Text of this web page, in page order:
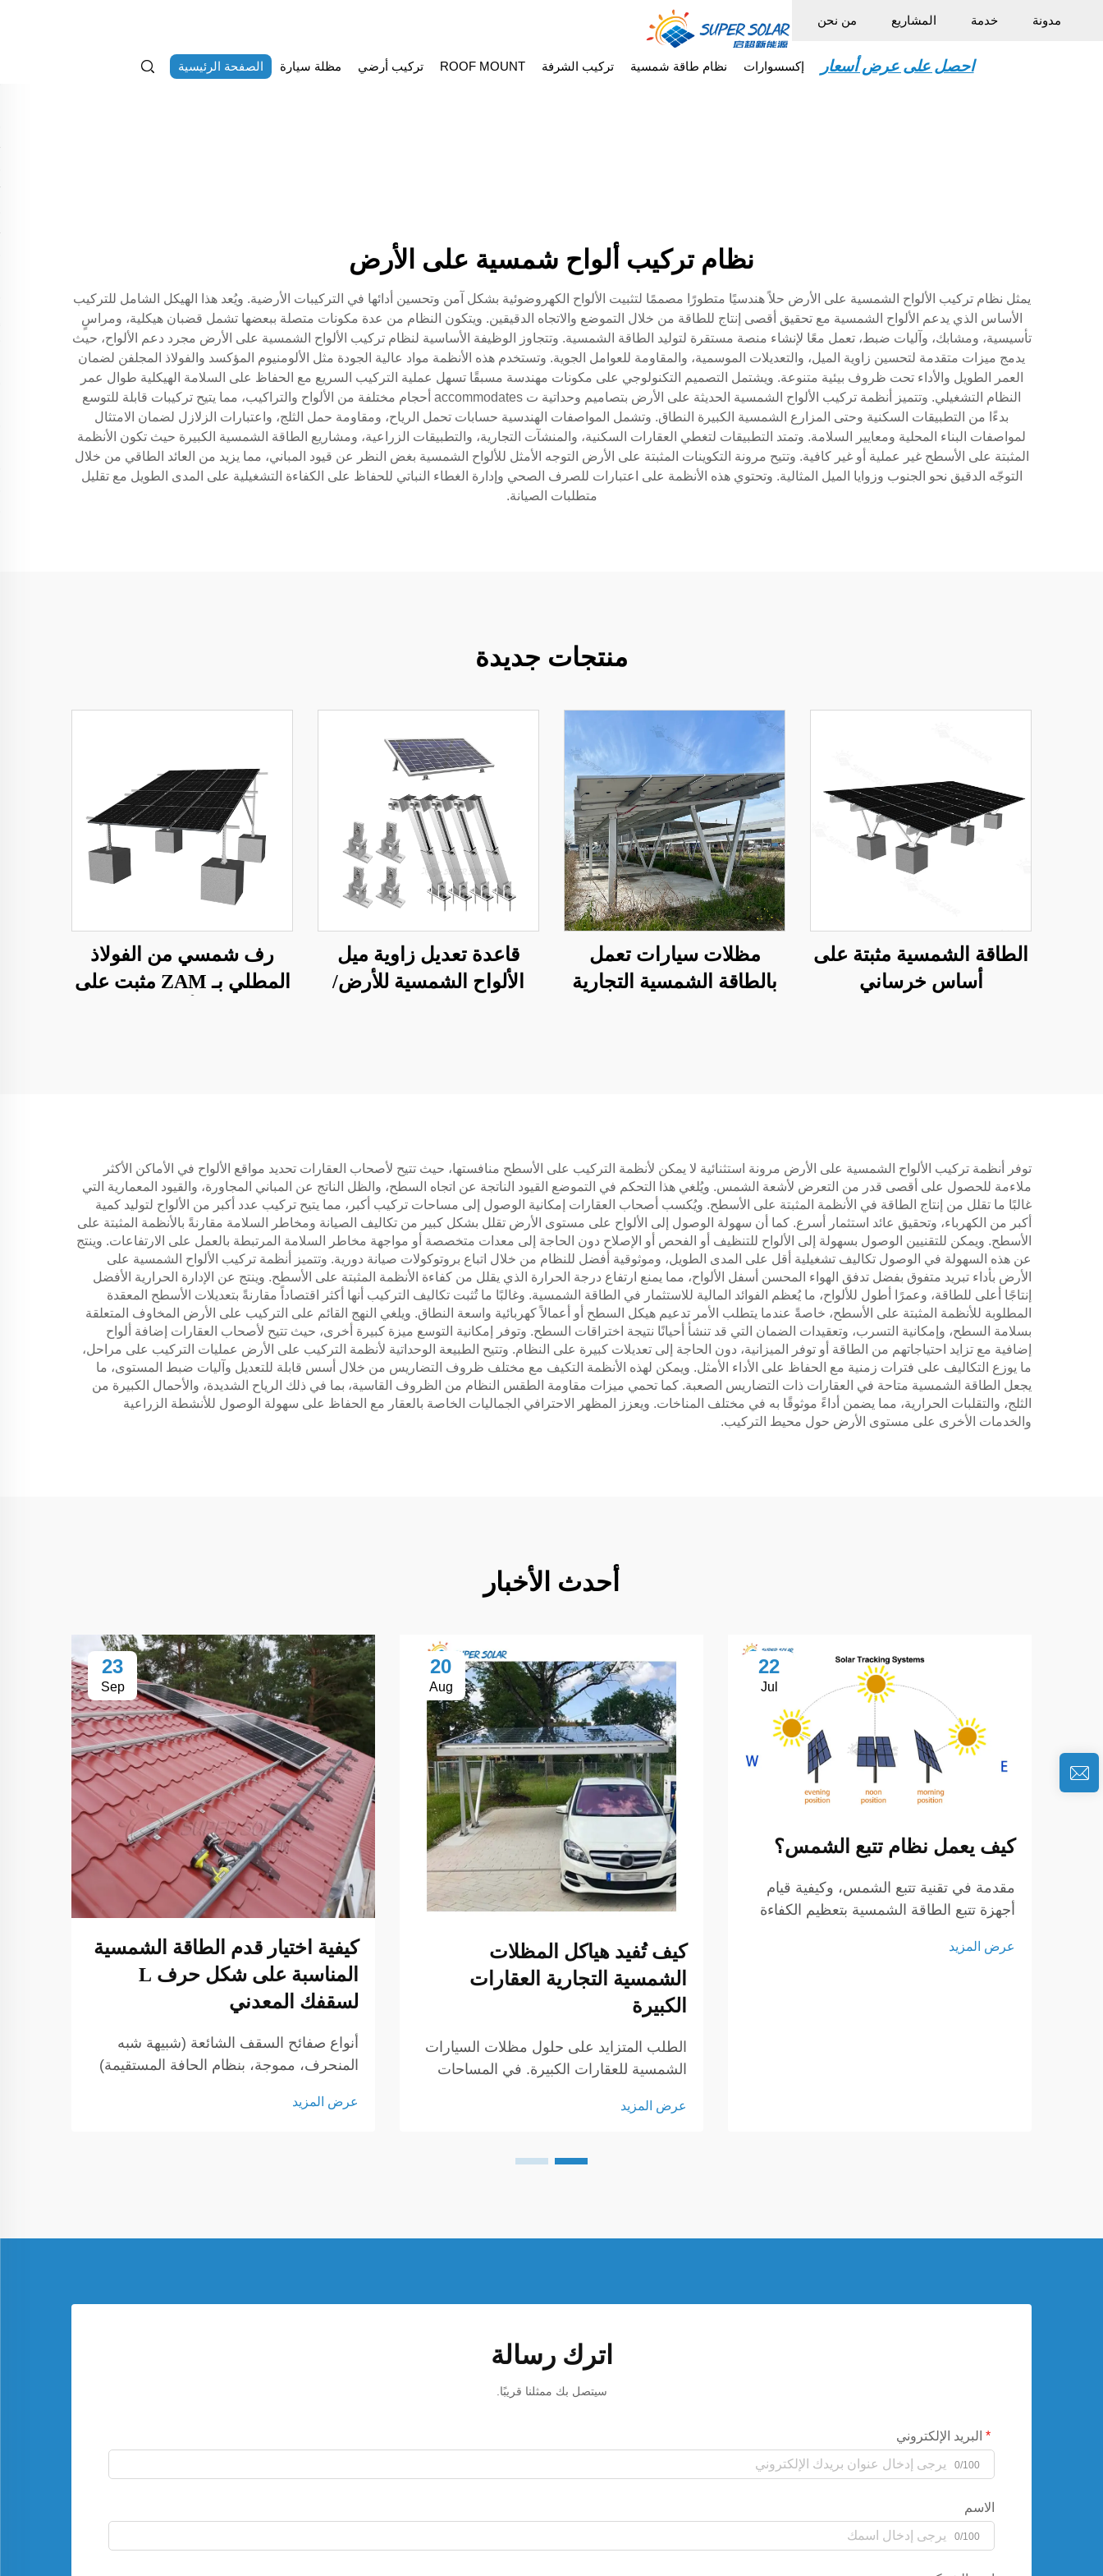
من نحن المشاريع خدمة مدونة
الصفحة الرئيسية مظلة سيارة تركيب أرضي ROOF MOUNT تركيب الشرفة نظام طاقة شمسية إكسسوارات احصل على عرض أسعار
نظام تركيب ألواح شمسية على الأرض
يمثل نظام تركيب الألواح الشمسية على الأرض حلاً هندسيًا متطورًا مصممًا لتثبيت الألواح الكهروضوئية بشكل آمن وتحسين أدائها في التركيبات الأرضية. ويُعد هذا الهيكل الشامل للتركيب
الأساس الذي يدعم الألواح الشمسية مع تحقيق أقصى إنتاج للطاقة من خلال التموضع والاتجاه الدقيقين. ويتكون النظام من عدة مكونات متصلة ببعضها تشمل قضبان هيكلية، ومراسٍ
تأسيسية، ومشابك، وآليات ضبط، تعمل معًا لإنشاء منصة مستقرة لتوليد الطاقة الشمسية. وتتجاوز الوظيفة الأساسية لنظام تركيب الألواح الشمسية على الأرض مجرد دعم الألواح، حيث
يدمج ميزات متقدمة لتحسين زاوية الميل، والتعديلات الموسمية، والمقاومة للعوامل الجوية. وتستخدم هذه الأنظمة مواد عالية الجودة مثل الألومنيوم المؤكسد والفولاذ المجلفن لضمان
العمر الطويل والأداء تحت ظروف بيئية متنوعة. ويشتمل التصميم التكنولوجي على مكونات مهندسة مسبقًا تسهل عملية التركيب السريع مع الحفاظ على السلامة الهيكلية طوال عمر
النظام التشغيلي. وتتميز أنظمة تركيب الألواح الشمسية الحديثة على الأرض بتصاميم وحداتية ت accommodates أحجام مختلفة من الألواح والتراكيب، مما يتيح تركيبات قابلة للتوسع
بدءًا من التطبيقات السكنية وحتى المزارع الشمسية الكبيرة النطاق. وتشمل المواصفات الهندسية حسابات تحمل الرياح، ومقاومة حمل الثلج، واعتبارات الزلازل لضمان الامتثال
لمواصفات البناء المحلية ومعايير السلامة. وتمتد التطبيقات لتغطي العقارات السكنية، والمنشآت التجارية، والتطبيقات الزراعية، ومشاريع الطاقة الشمسية الكبيرة حيث تكون الأنظمة
المثبتة على الأسطح غير عملية أو غير كافية. وتتيح مرونة التكوينات المثبتة على الأرض التوجه الأمثل للألواح الشمسية بغض النظر عن قيود المباني، مما يزيد من العائد الطاقي من خلال
التوجّه الدقيق نحو الجنوب وزوايا الميل المثالية. وتحتوي هذه الأنظمة على اعتبارات للصرف الصحي وإدارة الغطاء النباتي للحفاظ على الكفاءة التشغيلية على المدى الطويل مع تقليل
متطلبات الصيانة.
منتجات جديدة
الطاقة الشمسية مثبتة على
أساس خرساني
مظلات سيارات تعمل
بالطاقة الشمسية التجارية
قاعدة تعديل زاوية ميل
الألواح الشمسية للأرض/
رف شمسي من الفولاذ
المطلي بـ ZAM مثبت على
توفر أنظمة تركيب الألواح الشمسية على الأرض مرونة استثنائية لا يمكن لأنظمة التركيب على الأسطح منافستها، حيث تتيح لأصحاب العقارات تحديد مواقع الألواح في الأماكن الأكثر
ملاءمة للحصول على أقصى قدر من التعرض لأشعة الشمس. ويُلغي هذا التحكم في التموضع القيود الناتجة عن اتجاه السطح، والظل الناتج عن المباني المجاورة، والقيود المعمارية التي
غالبًا ما تقلل من إنتاج الطاقة في الأنظمة المثبتة على الأسطح. ويُكسب أصحاب العقارات إمكانية الوصول إلى مساحات تركيب أكبر، مما يتيح تركيب عدد أكبر من الألواح لتوليد كمية
أكبر من الكهرباء، وتحقيق عائد استثمار أسرع. كما أن سهولة الوصول إلى الألواح على مستوى الأرض تقلل بشكل كبير من تكاليف الصيانة ومخاطر السلامة مقارنةً بالأنظمة المثبتة على
الأسطح. ويمكن للتقنيين الوصول بسهولة إلى الألواح للتنظيف أو الفحص أو الإصلاح دون الحاجة إلى معدات متخصصة أو مواجهة مخاطر السلامة المرتبطة بالعمل على الارتفاعات. وينتج
عن هذه السهولة في الوصول تكاليف تشغيلية أقل على المدى الطويل، وموثوقية أفضل للنظام من خلال اتباع بروتوكولات صيانة دورية. وتتميز أنظمة تركيب الألواح الشمسية على
الأرض بأداء تبريد متفوق بفضل تدفق الهواء المحسن أسفل الألواح، مما يمنع ارتفاع درجة الحرارة الذي يقلل من كفاءة الأنظمة المثبتة على الأسطح. وينتج عن الإدارة الحرارية الأفضل
إنتاجًا أعلى للطاقة، وعمرًا أطول للألواح، ما يُعظم الفوائد المالية للاستثمار في الطاقة الشمسية. وغالبًا ما تُثبت تكاليف التركيب أنها أكثر اقتصاداً مقارنةً بتعديلات الأسطح المعقدة
المطلوبة للأنظمة المثبتة على الأسطح، خاصةً عندما يتطلب الأمر تدعيم هيكل السطح أو أعمالاً كهربائية واسعة النطاق. ويلغي النهج القائم على التركيب على الأرض المخاوف المتعلقة
بسلامة السطح، وإمكانية التسرب، وتعقيدات الضمان التي قد تنشأ أحيانًا نتيجة اختراقات السطح. وتوفر إمكانية التوسع ميزة كبيرة أخرى، حيث تتيح لأصحاب العقارات إضافة ألواح
إضافية مع تزايد احتياجاتهم من الطاقة أو توفر الميزانية، دون الحاجة إلى تعديلات كبيرة على النظام. وتتيح الطبيعة الوحداتية لأنظمة التركيب على الأرض عمليات التركيب على مراحل،
ما يوزع التكاليف على فترات زمنية مع الحفاظ على الأداء الأمثل. ويمكن لهذه الأنظمة التكيف مع مختلف ظروف التضاريس من خلال أسس قابلة للتعديل وآليات ضبط المستوى، ما
يجعل الطاقة الشمسية متاحة في العقارات ذات التضاريس الصعبة. كما تحمي ميزات مقاومة الطقس النظام من الظروف القاسية، بما في ذلك الرياح الشديدة، والأحمال الكبيرة من
الثلج، والتقلبات الحرارية، مما يضمن أداءً موثوقًا به في مختلف المناخات. ويعزز المظهر الاحترافي الجماليات الخاصة بالعقار مع الحفاظ على سهولة الوصول للأنشطة الزراعية
والخدمات الأخرى على مستوى الأرض حول محيط التركيب.
أحدث الأخبار
22
Jul
كيف يعمل نظام تتبع الشمس؟
مقدمة في تقنية تتبع الشمس، وكيفية قيام
أجهزة تتبع الطاقة الشمسية بتعظيم الكفاءة
الشمس دوراً محورياً في تعزيز كفاءة أنظمة
عرض المزيد
20
Aug
كيف تُفيد هياكل المظلات
الشمسية التجارية العقارات
الكبيرة
الطلب المتزايد على حلول مظلات السيارات
الشمسية للعقارات الكبيرة. في المساحات
من أكثر الاستثمارات العملية والواعدة
فعلى عكس الحلول التقليدية...
عرض المزيد
23
Sep
كيفية اختيار قدم الطاقة الشمسية
المناسبة على شكل حرف L
لسقفك المعدني
أنواع صفائح السقف الشائعة (شبيهة شبه
المنحرف، مموجة، بنظام الحافة المستقيمة)
على سقف معدني، فإن فهم ملف تعريف
عرض المزيد
اترك رسالة
سيتصل بك ممثلنا قريبًا.
البريد الإلكتروني
0/100
الاسم
0/100